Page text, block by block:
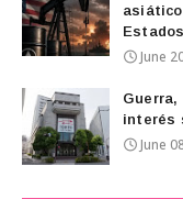
June
interés
June